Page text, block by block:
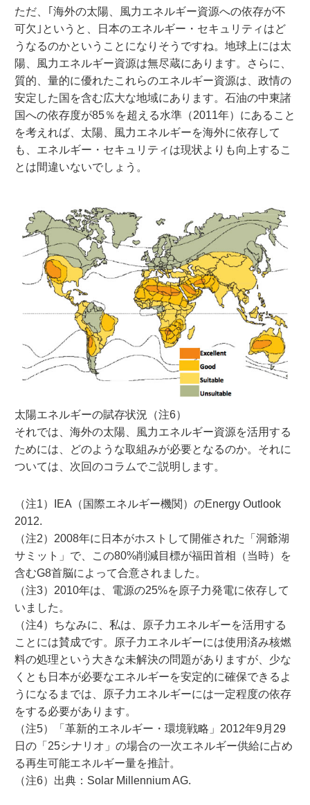
ただ、｢海外の太陽、風力エネルギー資源への依存が不
可欠｣というと、日本のエネルギー・セキュリティはど
うなるのかということになりそうですね。地球上には太
陽、風力エネルギー資源は無尽蔵にあります。さらに、
質的、量的に優れたこれらのエネルギー資源は、政情の
安定した国を含む広大な地域にあります。石油の中東諸
国への依存度が85％を超える水準（2011年）にあること
を考えれば、太陽、風力エネルギーを海外に依存して
も、エネルギー・セキュリティは現状よりも向上するこ
とは間違いないでしょう。
太陽エネルギーの賦存状況（注6）
それでは、海外の太陽、風力エネルギー資源を活用する
ためには、どのような取組みが必要となるのか。それに
ついては、次回のコラムでご説明します。
（注1）IEA（国際エネルギー機関）のEnergy Outlook
2012.
（注2）2008年に日本がホストして開催された「洞爺湖
サミット」で、この80%削減目標が福田首相（当時）を
含むG8首脳によって合意されました。
（注3）2010年は、電源の25%を原子力発電に依存して
いました。
（注4）ちなみに、私は、原子力エネルギーを活用する
ことには賛成です。原子力エネルギーには使用済み核燃
料の処理という大きな未解決の問題がありますが、少な
くとも日本が必要なエネルギーを安定的に確保できるよ
うになるまでは、原子力エネルギーには一定程度の依存
をする必要があります。
（注5）「革新的エネルギー・環境戦略」2012年9月29
日の「25シナリオ」の場合の一次エネルギー供給に占め
る再生可能エネルギー量を推計。
（注6）出典：Solar Millennium AG.